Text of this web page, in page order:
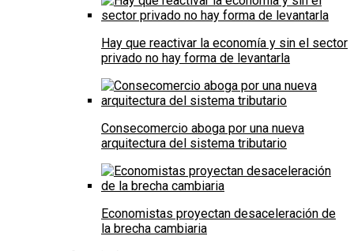
Hay que reactivar la economía y sin el sector
privado no hay forma de levantarla
Consecomercio aboga por una nueva
arquitectura del sistema tributario
Economistas proyectan desaceleración de
la brecha cambiaria